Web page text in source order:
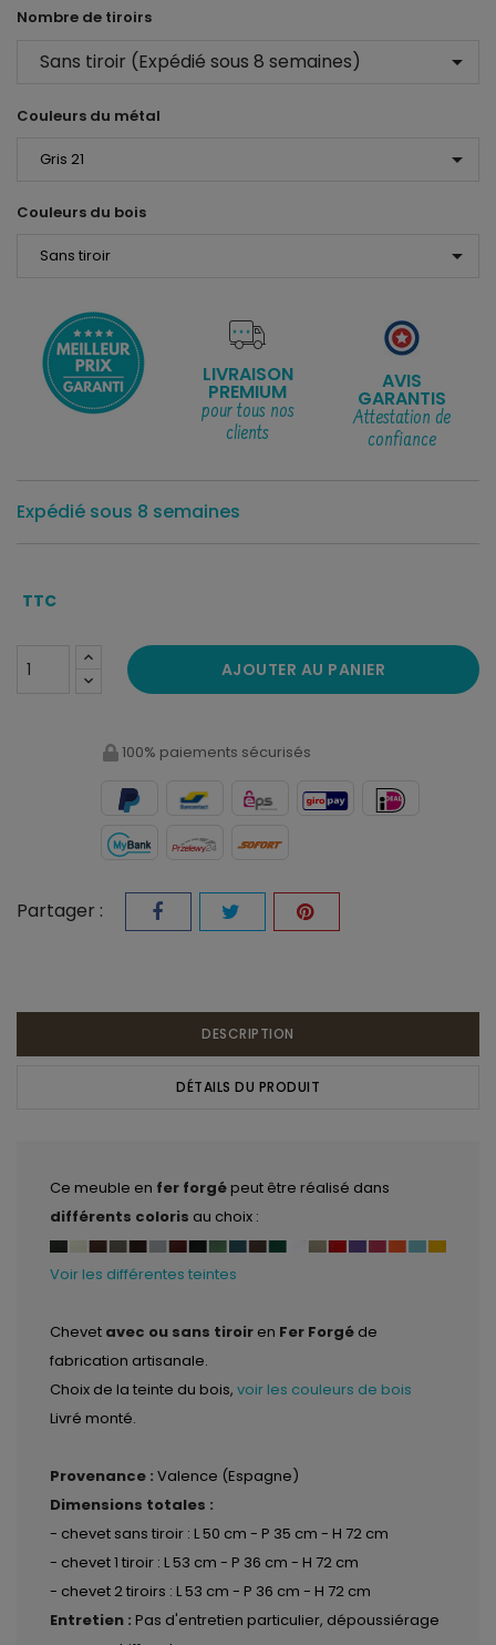
Nombre de tiroirs
arrow_drop_down
Couleurs du métal
arrow_drop_down
Couleurs du bois
arrow_drop_down
LIVRAISON
PREMIUM
pour tous nos
clients
AVIS
GARANTIS
Attestation de
confiance
Expédié sous 8 semaines
TTC
AJOUTER AU PANIER
100% paiements sécurisés
Partager :
DESCRIPTION
DÉTAILS DU PRODUIT
Ce meuble en fer forgépeut être réalisé dans
différents coloris au choix :
Voir les différentes teintes
Chevet avec ou sans tiroir en Fer Forgé de
fabrication artisanale.
Choix de la teinte du bois, voir les couleurs de bois
Livré monté.
Provenance : Valence (Espagne)
Dimensions totales :
- chevet sans tiroir : L 50 cm - P 35 cm - H 72 cm
- chevet 1 tiroir : L 53 cm - P 36 cm - H 72 cm
- chevet 2 tiroirs : L 53 cm - P 36 cm - H 72 cm
Entretien : Pas d'entretien particulier, dépoussiérage